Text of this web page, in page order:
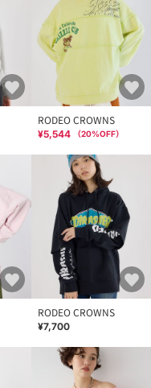
RODEO CROWNS
¥5,544 （20%OFF）
RODEO CROWNS
¥7,700